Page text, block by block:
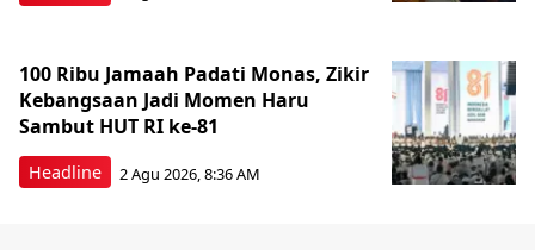
Headline
100 Ribu Jamaah Padati Monas, Zikir
Kebangsaan Jadi Momen Haru
Sambut HUT RI ke-81
2 Agu 2026, 8:36 AM